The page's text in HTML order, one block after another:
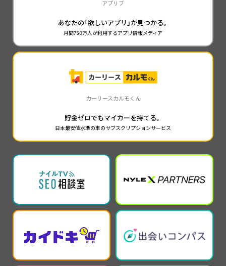
アプリブ
あなたの「欲しいアプリ」が見つかる。
月間750万人が利用するアプリ情報メディア
カーリースカルモくん
貯金ゼロでもマイカーを持てる。
日本最安値水準の車のサブスクリプションサービス